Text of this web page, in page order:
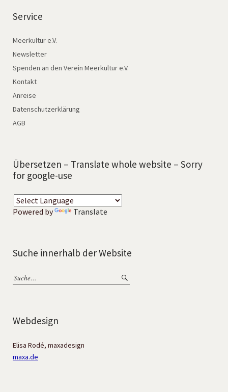
Service
Meerkultur e.V.
Newsletter
Spenden an den Verein Meerkultur e.V.
Kontakt
Anreise
Datenschutzerklärung
AGB
Übersetzen – Translate whole website – Sorry
for google-use
Powered by Translate
Suche innerhalb der Website
Webdesign
Elisa Rodé, maxadesign
maxa.de